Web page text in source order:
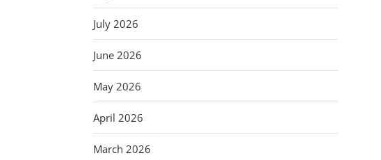
July 2026
June 2026
May 2026
April 2026
March 2026